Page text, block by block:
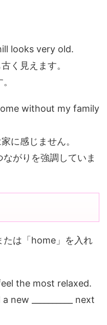
looks very old.
く見えます。
without my family
に感じません。
がりを強調していま
たは「home」を入れ
feel the most relaxed.
new __________ next